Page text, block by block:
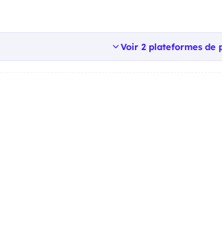
Voir 2 plateformes de